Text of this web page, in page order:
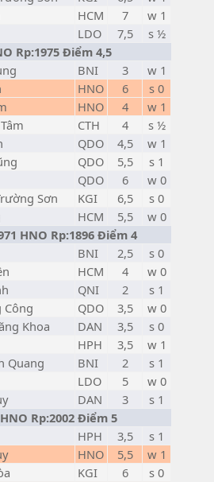
HCM 7
w 1
LDO 7,5
s ½
Rp:1975 Điểm 4,5
BNI 3
w 1
HNO 6
s 0
HNO 4
w 1
CTH 4
s ½
QDO 4,5
w 1
QDO 5,5
s 1
QDO 6
w 0
Sơn KGI 6,5
s 0
HCM 5,5
w 0
HNO Rp:1896 Điểm 4
BNI 2,5
s 0
HCM 4
w 0
QNI 2
s 1
QDO 3,5
w 0
Khoa DAN 3,5
s 0
HPH 3,5
w 1
Quang BNI 2
s 1
LDO 5
w 0
DAN 3
s 1
Rp:2002 Điểm 5
HPH 3,5
s 1
HNO 5,5
w 1
KGI 6
s 0